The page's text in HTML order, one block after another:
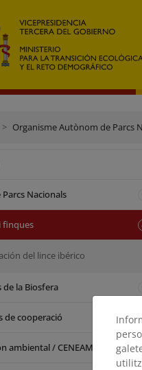
Organisme Autònom de Parcs
Parcs Nacionals
finques
del lince ibérico
de la Biosfera
de cooperació
ambiental / CENEAM